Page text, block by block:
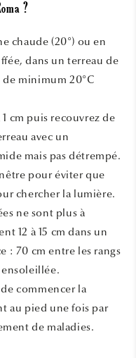
?
chaude (20°) ou en
dans un terreau de
minimum 20°C
cm puis recouvrez de
avec un
mais pas détrempé.
pour éviter que
chercher la lumière.
ne sont plus à
12 à 15 cm dans un
: 70 cm entre les rangs
commencer la
au pied une fois par
de maladies.